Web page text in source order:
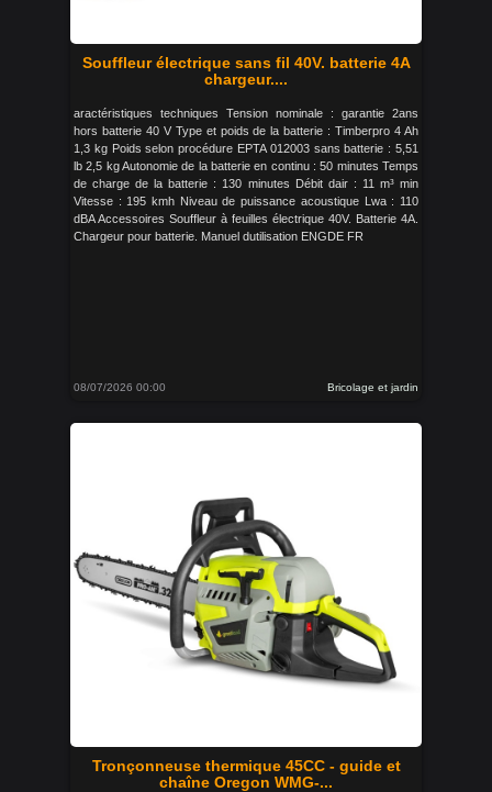
Souffleur électrique sans fil 40V. batterie 4A
chargeur....
aractéristiques techniques Tension nominale : garantie 2ans
hors batterie 40 V Type et poids de la batterie : Timberpro 4 Ah
1,3 kg Poids selon procédure EPTA 012003 sans batterie : 5,51
lb 2,5 kg Autonomie de la batterie en continu : 50 minutes Temps
de charge de la batterie : 130 minutes Débit dair : 11 m³ min
Vitesse : 195 kmh Niveau de puissance acoustique Lwa : 110
dBA Accessoires Souffleur à feuilles électrique 40V. Batterie 4A.
Chargeur pour batterie. Manuel dutilisation ENGDE FR
08/07/2026 00:00 Bricolage et jardin
Tronçonneuse thermique 45CC - guide et
chaîne Oregon WMG-...